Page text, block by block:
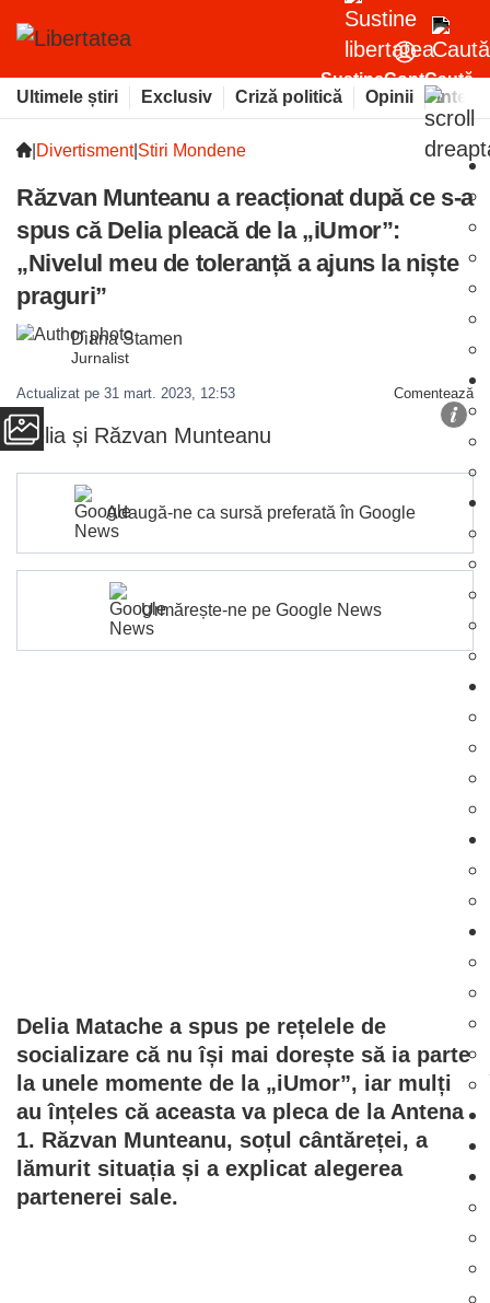
SusțineContCaută
Ultimele știri
Exclusiv Criză politică Opinii
Divertisment| Stiri Mondene
Răzvan Munteanu a reacționat după ce s-a
spus că Delia pleacă de la „iUmor”:
„Nivelul meu de toleranță a ajuns la niște
praguri”
Diana Stamen
Jurnalist
Actualizat pe 31 mart. 2023, 12:53 Comentează
Adaugă-ne ca sursă preferată în Google
Urmărește-ne pe Google News
Delia Matache a spus pe rețelele de
socializare că nu își mai dorește să ia parte
la unele momente de la „iUmor”, iar mulți
au înțeles că aceasta va pleca de la Antena
1. Răzvan Munteanu, soțul cântăreței, a
lămurit situația și a explicat alegerea
partenerei sale.